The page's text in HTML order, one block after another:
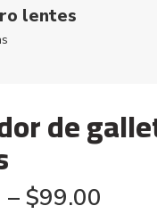
lentes
de
– $99.00